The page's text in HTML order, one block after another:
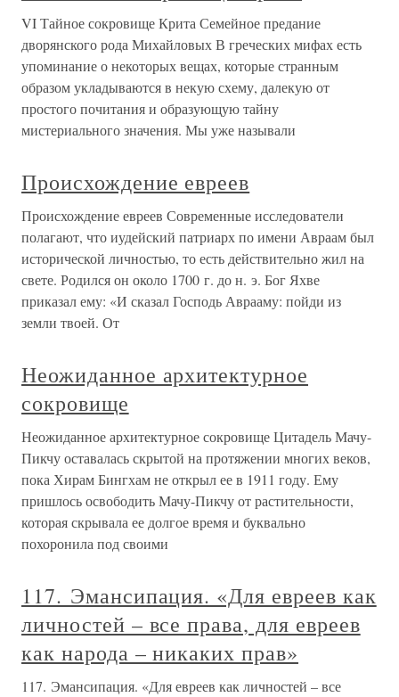
VI Тайное сокровище Крита Семейное предание
дворянского рода Михайловых В греческих мифах есть
упоминание о некоторых вещах, которые странным
образом укладываются в некую схему, далекую от
простого почитания и образующую тайну
мистериального значения. Мы уже называли
Происхождение евреев
Происхождение евреев Современные исследователи
полагают, что иудейский патриарх по имени Авраам был
исторической личностью, то есть действительно жил на
свете. Родился он около 1700 г. до н. э. Бог Яхве
приказал ему: «И сказал Господь Аврааму: пойди из
земли твоей. От
Неожиданное архитектурное
сокровище
Неожиданное архитектурное сокровище Цитадель Мачу-
Пикчу оставалась скрытой на протяжении многих веков,
пока Хирам Бингхам не открыл ее в 1911 году. Ему
пришлось освободить Мачу-Пикчу от растительности,
которая скрывала ее долгое время и буквально
похоронила под своими
117. Эмансипация. «Для евреев как
личностей – все права, для евреев
как народа – никаких прав»
117. Эмансипация. «Для евреев как личностей – все